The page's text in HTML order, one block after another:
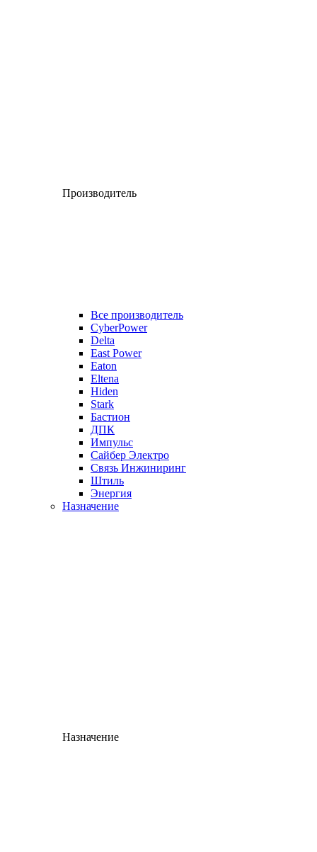
Производитель
Все производитель
CyberPower
Delta
East Power
Eaton
Eltena
Hiden
Stark
Бастион
ДПК
Импульс
Сайбер Электро
Связь Инжиниринг
Штиль
Энергия
Назначение
Назначение